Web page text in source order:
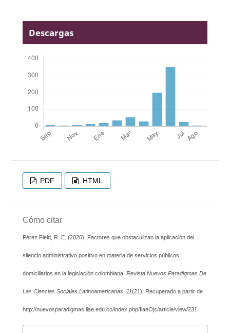
Descargas
PDF HTML
Cómo citar
Pérez Field, R. E. (2020). Factores que obstaculizan la aplicación del
silencio administrativo positivo en materia de servicios públicos
domiciliarios en la legislación colombiana. Revista Nuevos Paradigmas De
Las Ciencias Sociales Latinoamericanas, 11(21). Recuperado a partir de
http://nuevosparadigmas.ilae.edu.co/index.php/IlaeOjs/article/view/231